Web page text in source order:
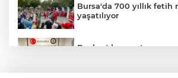
Bursa'da 700 yıllık fetih
yaşatılıyor
Beykoz'da uyuşturucu